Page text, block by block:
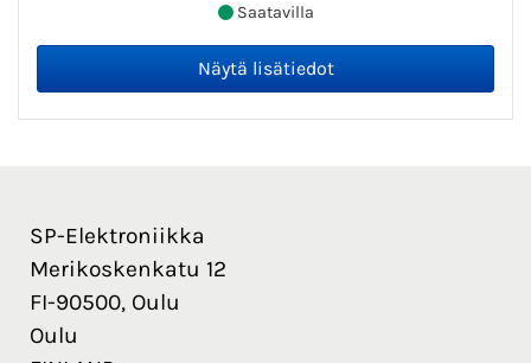
Saatavilla
SP-Elektroniikka
Merikoskenkatu 12
FI-90500, Oulu
Oulu